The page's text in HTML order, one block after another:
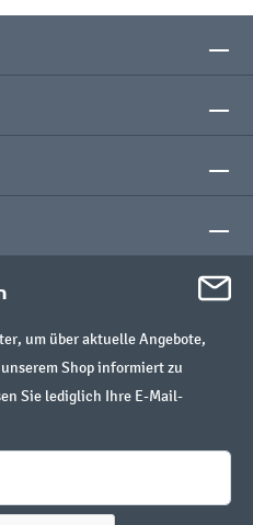
um über aktuelle Angebote,
Shop informiert zu
Sie lediglich Ihre E-Mail-